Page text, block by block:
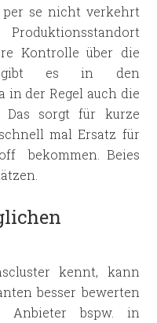
per se nicht verkehrt
Kontrolle über die
gibt es in den
in der Regel auch die
Das sorgt für kurze
mal Ersatz für
bekommen. Beies
kennt, kann
besser bewerten
Anbieter bspw. in